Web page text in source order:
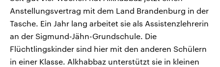
Anstellungsvertrag mit dem Land Brandenburg in der
Tasche. Ein Jahr lang arbeitet sie als Assistenzlehrerin
an der Sigmund-Jähn-Grundschule. Die
Flüchtlingskinder sind hier mit den anderen Schülern
in einer Klasse. Alkhabbaz unterstützt sie in kleinen